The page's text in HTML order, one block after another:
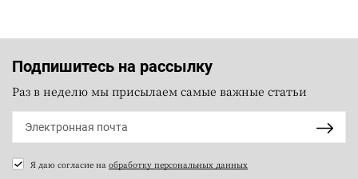
Подпишитесь на рассылку
Раз в неделю мы присылаем самые важные статьи
Я даю согласие на обработку персональных данных